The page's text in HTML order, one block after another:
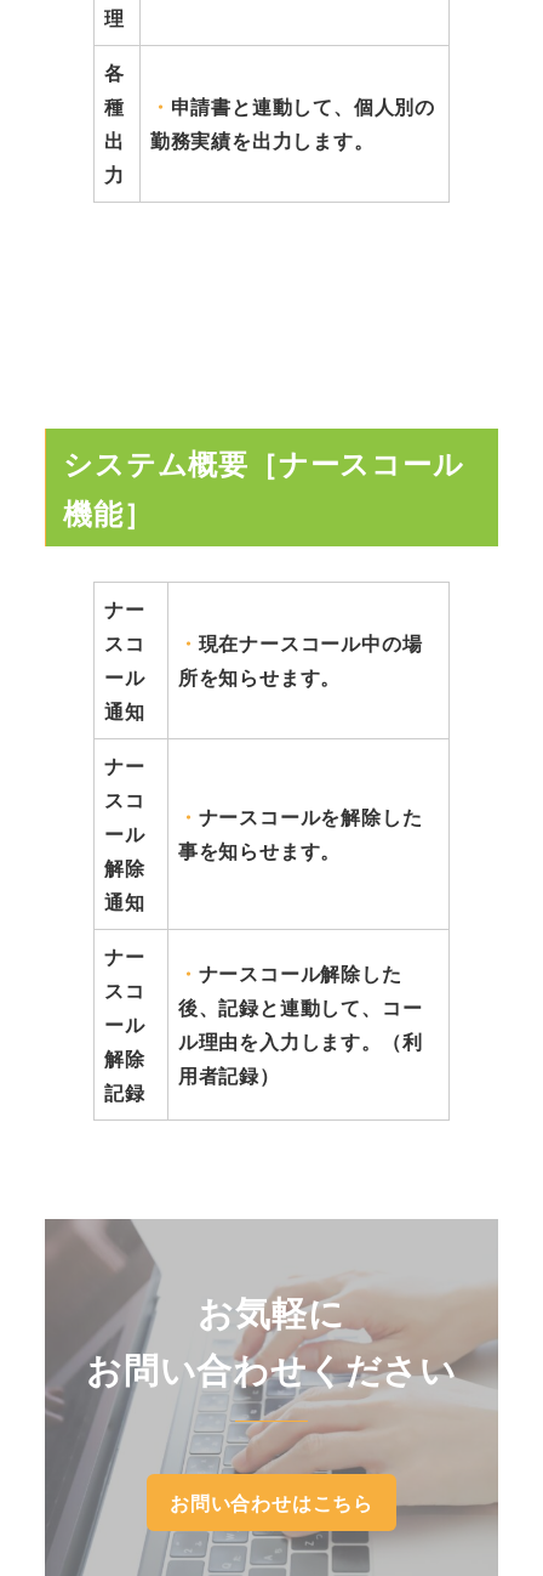
理
各
種
出
力
・ 申請書と連動して、個人別の
勤務実績を出力します。
システム概要［ナースコール
機能］
ナー
スコ
ール
通知
・ 現在ナースコール中の場
所を知らせます。
ナー
スコ
ール
解除
通知
・ ナースコールを解除した
事を知らせます。
ナー
スコ
ール
解除
記録
・ ナースコール解除した
後、記録と連動して、コー
ル理由を入力します。（利
用者記録）
お気軽に
お問い合わせください
お問い合わせはこちら